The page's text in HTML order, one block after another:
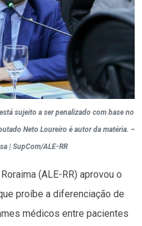
sujeito a ser penalizado com base no
Neto Loureiro é autor da matéria. –
| SupCom/ALE-RR
(ALE-RR) aprovou o
proíbe a diferenciação de
médicos entre pacientes